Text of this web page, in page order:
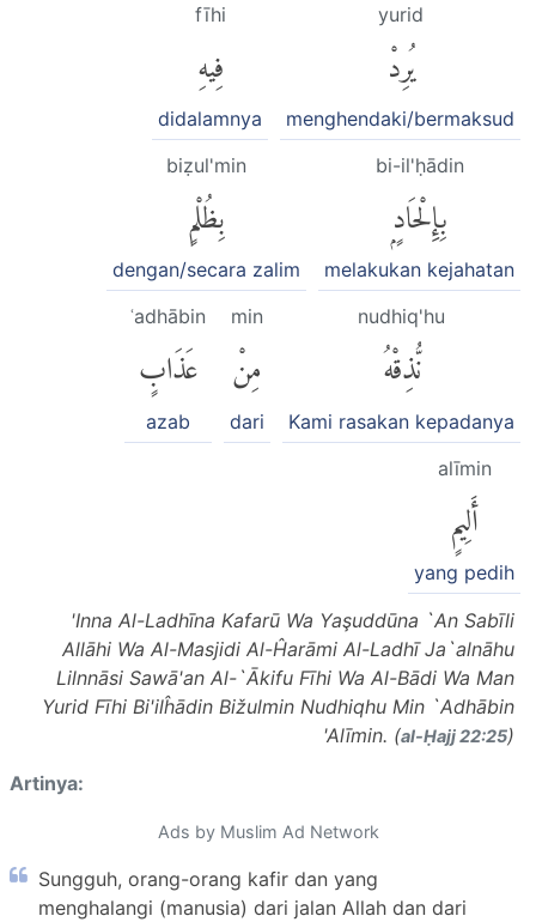
yurid
يُرِدْ
menghendaki/bermaksud
fīhi
فِيهِ
didalamnya
bi-il'ḥādin
بِإِلْحَادٍۭ
melakukan kejahatan
biẓul'min
بِظُلْمٍ
dengan/secara zalim
nudhiq'hu
نُّذِقْهُ
Kami rasakan kepadanya
min
مِنْ
dari
ʿadhābin
عَذَابٍ
azab
alīmin
أَلِيمٍ
yang pedih
'Inna Al-Ladhīna Kafarū Wa Yaşuddūna `An Sabīli
Allāhi Wa Al-Masjidi Al-Ĥarāmi Al-Ladhī Ja`alnāhu
Lilnnāsi Sawā'an Al-`Ākifu Fīhi Wa Al-Bādi Wa Man
Yurid Fīhi Bi'ilĥādin Bižulmin Nudhiqhu Min `Adhābin
'Alīmin. (al-Ḥajj 22:25)
Artinya:
Ads by Muslim Ad Network
Sungguh, orang-orang kafir dan yang
menghalangi (manusia) dari jalan Allah dan dari